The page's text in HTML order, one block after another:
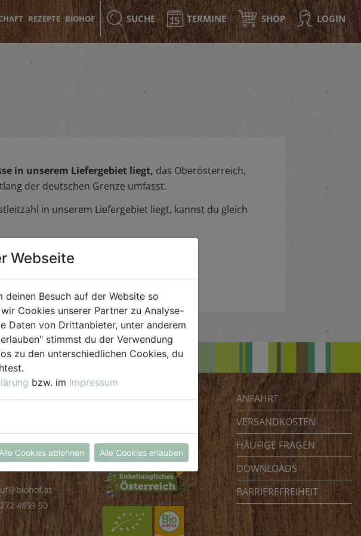
REZEPTE BIOHOF SUCHE TERMINE SHOP LOGIN
in unserem Liefergebiet liegt, das Oberösterreich,
der deutschen Grenze umfasst.
in unserem Liefergebiet liegt, kannst du gleich
8.00 - 16.00 Uhr
4859 50
Biohof Achleitner
4070 Eferding
Österreich
ANFAHRT
VERSANDKOSTEN
HÄUFIGE FRAGEN
DOWNLOADS
BARRIEREFREIHEIT
Webseite
Besuch auf der Website so
Cookies unserer Partner zu Analyse-
Daten von Drittanbieter, unter anderem
stimmst du der Verwendung
zu den unterschiedlichen Cookies, du
bzw. im Impressum
Alle Cookies ablehnen Alle Cookies erlauben